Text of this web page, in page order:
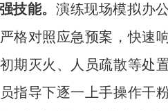
技能。 演练现场模拟办
格对照应急预案，快速
期灭火、人员疏散等处
指导下逐一上手操作干